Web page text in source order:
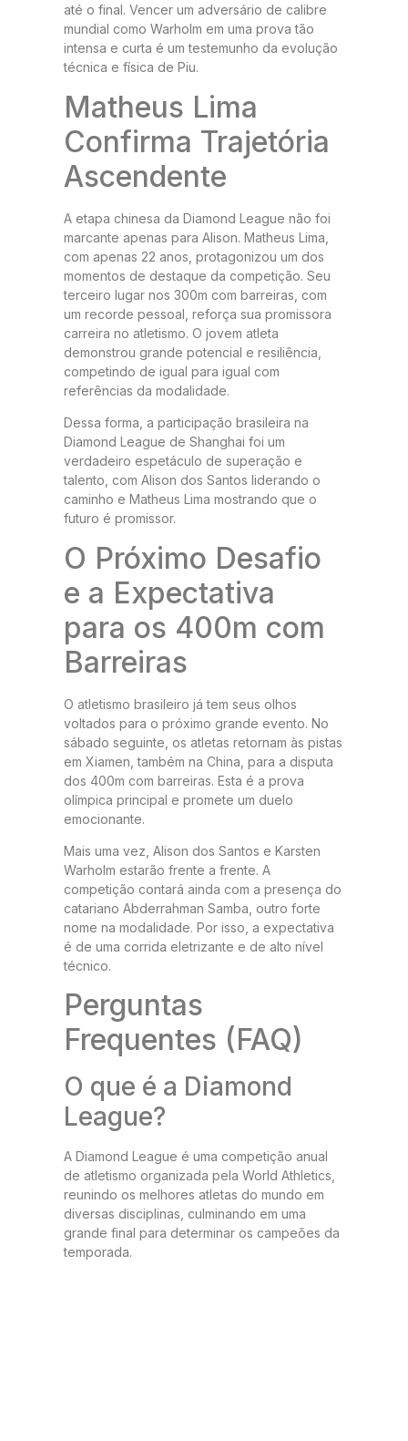
até o final. Vencer um adversário de calibre
mundial como Warholm em uma prova tão
intensa e curta é um testemunho da evolução
técnica e física de Piu.
Matheus Lima
Confirma Trajetória
Ascendente
A etapa chinesa da Diamond League não foi
marcante apenas para Alison. Matheus Lima,
com apenas 22 anos, protagonizou um dos
momentos de destaque da competição. Seu
terceiro lugar nos 300m com barreiras, com
um recorde pessoal, reforça sua promissora
carreira no atletismo. O jovem atleta
demonstrou grande potencial e resiliência,
competindo de igual para igual com
referências da modalidade.
Dessa forma, a participação brasileira na
Diamond League de Shanghai foi um
verdadeiro espetáculo de superação e
talento, com Alison dos Santos liderando o
caminho e Matheus Lima mostrando que o
futuro é promissor.
O Próximo Desafio
e a Expectativa
para os 400m com
Barreiras
O atletismo brasileiro já tem seus olhos
voltados para o próximo grande evento. No
sábado seguinte, os atletas retornam às pistas
em Xiamen, também na China, para a disputa
dos 400m com barreiras. Esta é a prova
olímpica principal e promete um duelo
emocionante.
Mais uma vez, Alison dos Santos e Karsten
Warholm estarão frente a frente. A
competição contará ainda com a presença do
catariano Abderrahman Samba, outro forte
nome na modalidade. Por isso, a expectativa
é de uma corrida eletrizante e de alto nível
técnico.
Perguntas
Frequentes (FAQ)
O que é a Diamond
League?
A Diamond League é uma competição anual
de atletismo organizada pela World Athletics,
reunindo os melhores atletas do mundo em
diversas disciplinas, culminando em uma
grande final para determinar os campeões da
temporada.